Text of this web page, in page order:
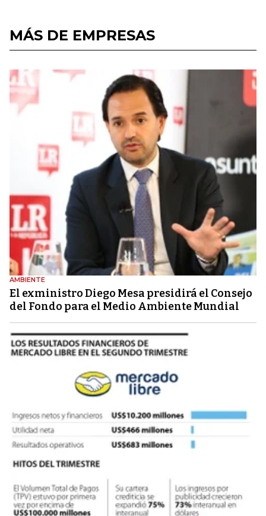
MÁS DE EMPRESAS
AMBIENTE
El exministro Diego Mesa presidirá el Consejo
del Fondo para el Medio Ambiente Mundial